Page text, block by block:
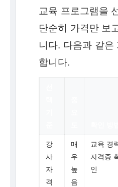
교육 프로그램을
단순히 가격만 보
니다. 다음과 같은
합니다.
강
사
자
격
매
우
높
음
교육 경
자격증
인